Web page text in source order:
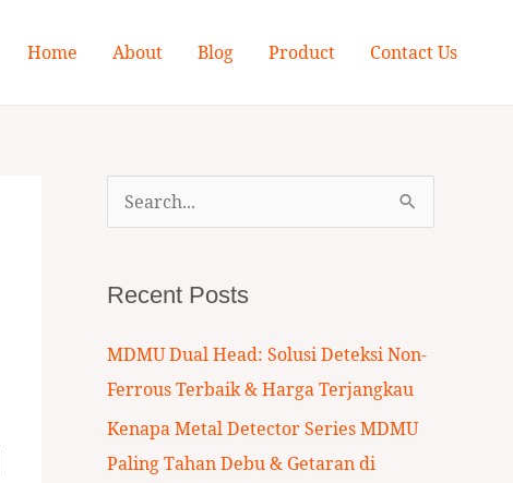
Home About Blog Product Contact Us
r
c
h
Recent Posts
MDMU Dual Head: Solusi Deteksi Non-
Ferrous Terbaik & Harga Terjangkau
Kenapa Metal Detector Series MDMU
Paling Tahan Debu & Getaran di